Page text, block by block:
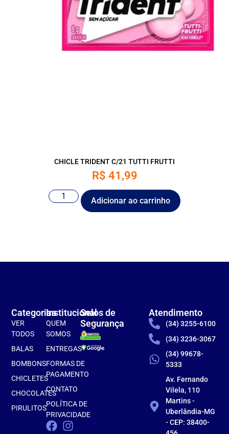
CHICLE TRIDENT C/21 TUTTI FRUTTI
R$ 41,99
Adicionar ao carrinho
Institucional
QUEM
SOMOS
ENTREGAS
FORMAS DE
PAGAMENTO
CONTATO
POLÍTICA DE
PRIVACIDADE
Categorias
VER
TODOS
BALAS
BOMBONS
CHICLETES
CHOCOLATES
PIRULITOS
Atendimento
(34) 3255-6100
(34) 3236-3067
(34) 99678-
5333
Av. Fernando
Vilela, 110
Martins -
Uberlândia-MG
- CEP: 38400-
Selos de
Segurança